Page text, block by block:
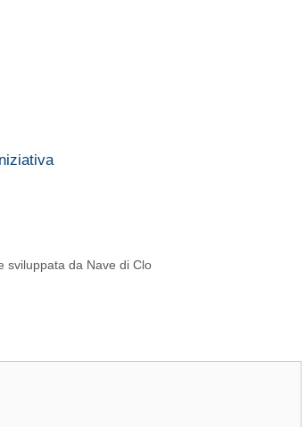
sviluppata da Nave di Clo